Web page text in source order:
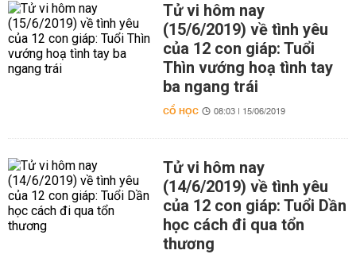
Tử vi hôm nay
(15/6/2019) về tình yêu
của 12 con giáp: Tuổi
Thìn vướng hoạ tình tay
ba ngang trái
CỔ HỌC 08:03 | 15/06/2019
Tử vi hôm nay
(14/6/2019) về tình yêu
của 12 con giáp: Tuổi Dần
học cách đi qua tổn
thương